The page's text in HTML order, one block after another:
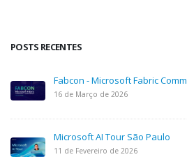
POSTS RECENTES
Fabcon - Microsoft Fabric
16 de Março de 2026
Microsoft AI Tour São Paulo
11 de Fevereiro de 2026